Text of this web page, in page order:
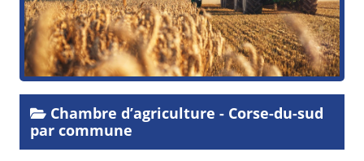
Chambre d’agriculture - Corse-du-sud
par commune